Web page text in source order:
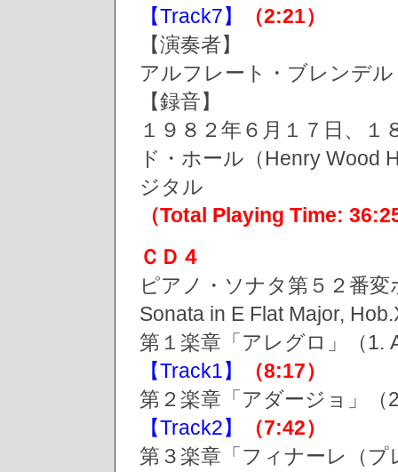
【Track7】
（2:21）
【演奏者】
アルフレート・ブレンデ
【録音】
１９８２年６月１７日、
ド・ホール（Henry
ジタル
（Total Playing Time:
ＣＤ４
ピアノ・ソナタ第５２番
Sonata in E Flat Major,
第１楽章「アレグロ」（1.
【Track1】
（8:17）
第２楽章「アダージョ」（
【Track2】
（7:42）
第３楽章「フィナーレ（